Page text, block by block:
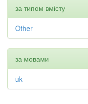
за типом вмісту
Other
за мовами
uk